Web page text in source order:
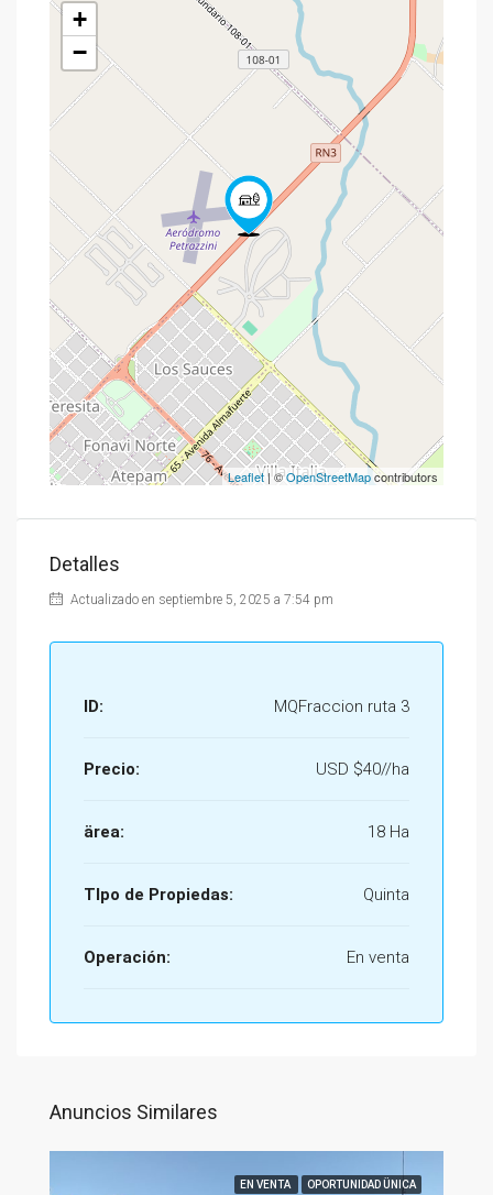
+
−
Leaflet| ©OpenStreetMapcontributors
Detalles
Actualizado en septiembre 5, 2025 a 7:54 pm
ID: MQFraccion ruta 3
Precio: USD $40//ha
ärea: 18 Ha
TIpo de Propiedas: Quinta
Operación: En venta
Anuncios Similares
EN VENTA OPORTUNIDAD ÜNICA